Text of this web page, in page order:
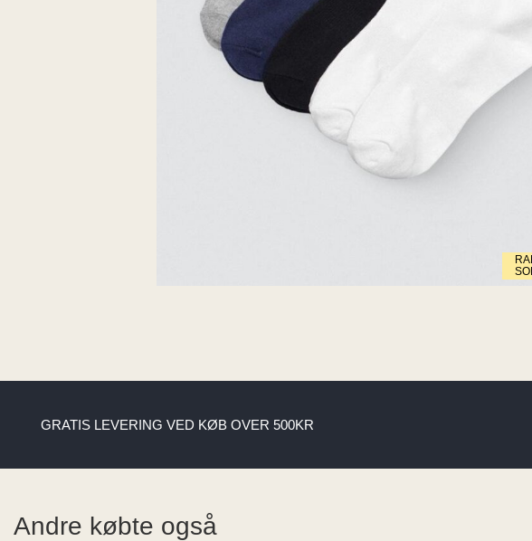
GRATIS LEVERING VED KØB OVER 500KR
Andre købte også